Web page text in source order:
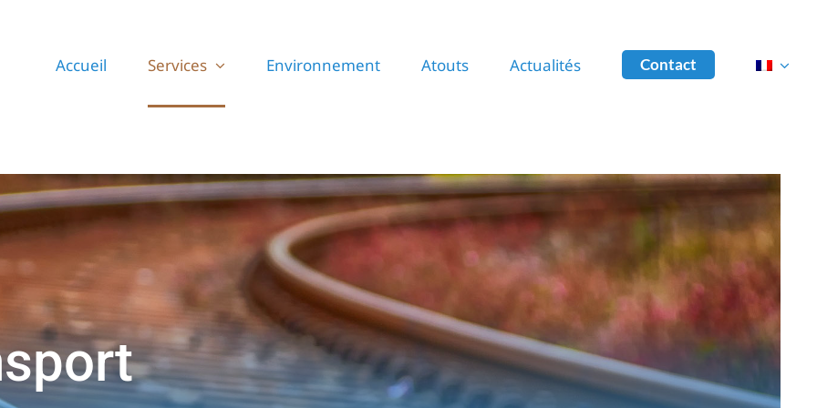
Accueil Services Environnement Atouts Actualités Contact